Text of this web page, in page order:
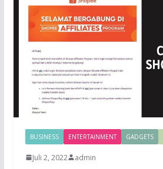
BUSINESS ENTERTAINMENT GADGETS
Juli 2, 2022 admin